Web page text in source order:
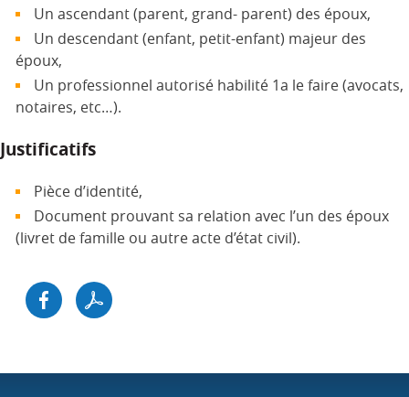
Un ascendant (parent, grand- parent) des époux,
Un descendant (enfant, petit-enfant) majeur des
époux,
Un professionnel autorisé habilité 1a le faire (avocats,
notaires, etc…).
Justificatifs
Pièce d’identité,
Document prouvant sa relation avec l’un des époux
(livret de famille ou autre acte d’état civil).